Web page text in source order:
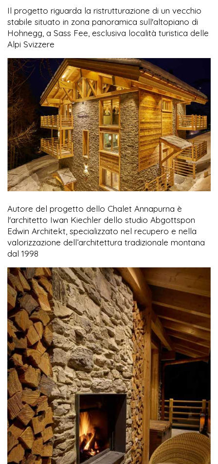
Il progetto riguarda la ristrutturazione di un vecchio
stabile situato in zona panoramica sull'altopiano di
Hohnegg, a Sass Fee, esclusiva località turistica delle
Alpi Svizzere
Autore del progetto dello Chalet Annapurna è
l'architetto Iwan Kiechler dello studio Abgottspon
Edwin Architekt, specializzato nel recupero e nella
valorizzazione dell’architettura tradizionale montana
dal 1998